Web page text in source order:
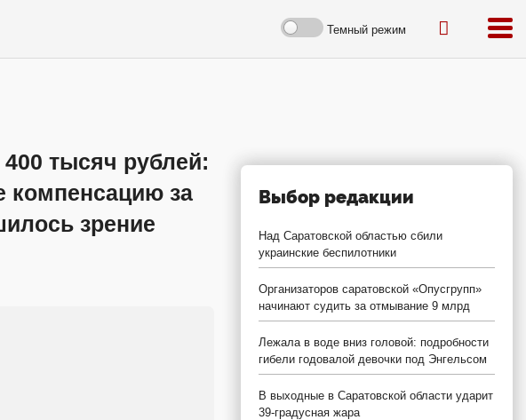
Темный режим
тысяч рублей:
за
зрение
Выбор редакции
Над Саратовской областью сбили
украинские беспилотники
Организаторов саратовской «Опусгрупп»
начинают судить за отмывание 9 млрд
Лежала в воде вниз головой: подробности
гибели годовалой девочки под Энгельсом
В выходные в Саратовской области ударит
39-градусная жара